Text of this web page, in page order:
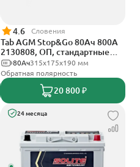
4.6 Словения
Tab AGM Stop&Go 80Ач 800А
2130808, ОП, стандартные
клеммы315x175x190 мм
80Ач
Обратная полярность
20 800 ₽
24 месяца